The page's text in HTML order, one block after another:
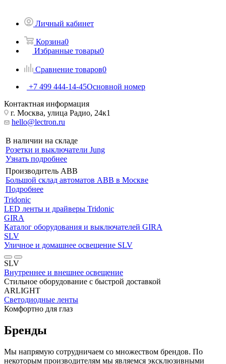
Личный кабинет
Корзина0
Избранные товары0
Сравнение товаров0
+7 499 444-14-45Основной номер
Контактная информация
г. Москва, улица Радио, 24к1
hello@lectron.ru
В наличии на складе
Розетки и выключатели Jung
Узнать подробнее
Производитель ABB
Большой склад автоматов ABB в Москве
Подробнее
Tridonic
LED ленты и драйверы Tridonic
GIRA
Каталог оборудования и выключателей GIRA
SLV
Уличное и домашнее освещение SLV
SLV
Внутреннее и внешнее освещение
Стильное оборудование с быстрой доставкой
ARLIGHT
Светодиодные ленты
Комфортно для глаз
Бренды
Мы напрямую сотрудничаем со множеством брендов. По
некоторым производителям мы являемся эксклюзивными